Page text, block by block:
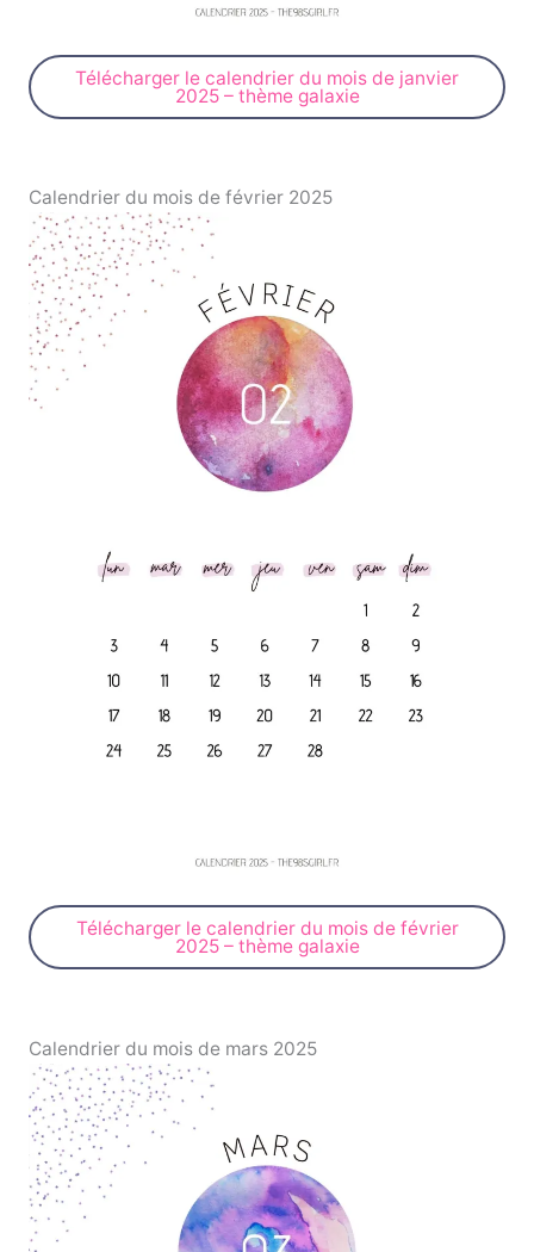
Télécharger le calendrier du mois de janvier
2025 – thème galaxie
Calendrier du mois de février 2025
Télécharger le calendrier du mois de février
2025 – thème galaxie
Calendrier du mois de mars 2025